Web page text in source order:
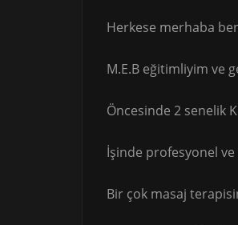
Herkese merhaba
M.E.B eğitimliyim ve
Öncesinde 2 senelik
İşinde profesyonel
Bir çok masaj